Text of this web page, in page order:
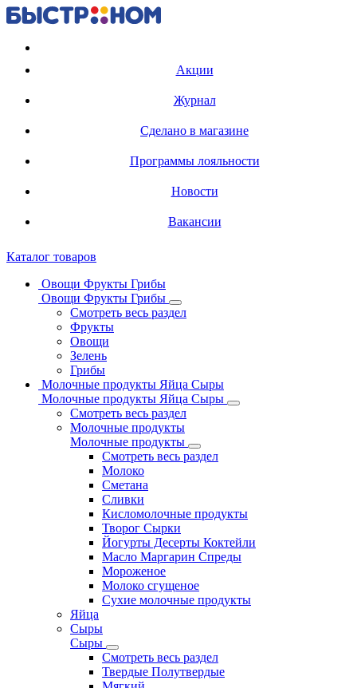
Акции
Журнал
Сделано в магазине
Программы лояльности
Новости
Вакансии
Каталог товаров
Овощи Фрукты Грибы
Овощи Фрукты Грибы
Смотреть весь раздел
Фрукты
Овощи
Зелень
Грибы
Молочные продукты Яйца Сыры
Молочные продукты Яйца Сыры
Смотреть весь раздел
Молочные продукты
Молочные продукты
Смотреть весь раздел
Молоко
Сметана
Сливки
Кисломолочные продукты
Творог Сырки
Йогурты Десерты Коктейли
Масло Маргарин Спреды
Мороженое
Молоко сгущеное
Сухие молочные продукты
Яйца
Сыры
Сыры
Смотреть весь раздел
Твердые Полутвердые